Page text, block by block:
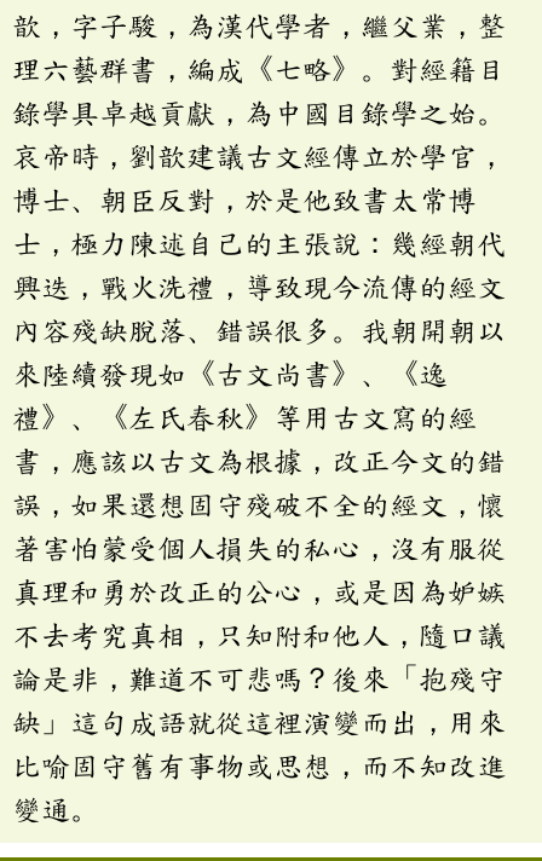
歆，字子駿，為漢代學者，繼父業，整
理六藝群書，編成《七略》。對經籍目
錄學具卓越貢獻，為中國目錄學之始。
哀帝時，劉歆建議古文經傳立於學官，
博士、朝臣反對，於是他致書太常博
士，極力陳述自己的主張說：幾經朝代
興迭，戰火洗禮，導致現今流傳的經文
內容殘缺脫落、錯誤很多。我朝開朝以
來陸續發現如《古文尚書》、《逸
禮》、《左氏春秋》等用古文寫的經
書，應該以古文為根據，改正今文的錯
誤，如果還想固守殘破不全的經文，懷
著害怕蒙受個人損失的私心，沒有服從
真理和勇於改正的公心，或是因為妒嫉
不去考究真相，只知附和他人，隨口議
論是非，難道不可悲嗎？後來「抱殘守
缺」這句成語就從這裡演變而出，用來
比喻固守舊有事物或思想，而不知改進
變通。